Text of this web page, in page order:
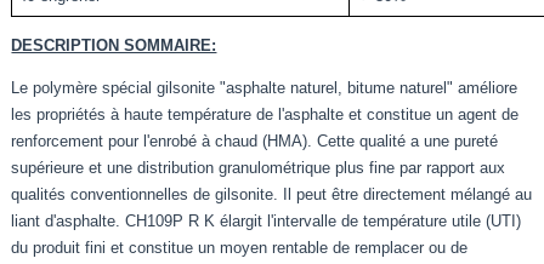
DESCRIPTION SOMMAIRE:
Le polymère spécial gilsonite "asphalte naturel, bitume naturel" améliore
les propriétés à haute température de l'asphalte et constitue un agent de
renforcement pour l'enrobé à chaud (HMA). Cette qualité a une pureté
supérieure et une distribution granulométrique plus fine par rapport aux
qualités conventionnelles de gilsonite. Il peut être directement mélangé au
liant d'asphalte. CH109P R K élargit l'intervalle de température utile (UTI)
du produit fini et constitue un moyen rentable de remplacer ou de